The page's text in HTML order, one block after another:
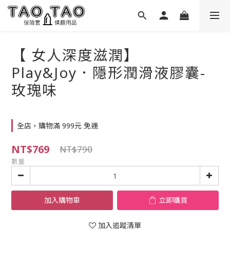
【 女人深度滋潤】
Play&Joy．隱形潤滑液膠囊-
玫瑰味
全店，購物滿 999元 免運
NT$769 NT$790
數量
加入購物車 立即購買
加入追蹤清單